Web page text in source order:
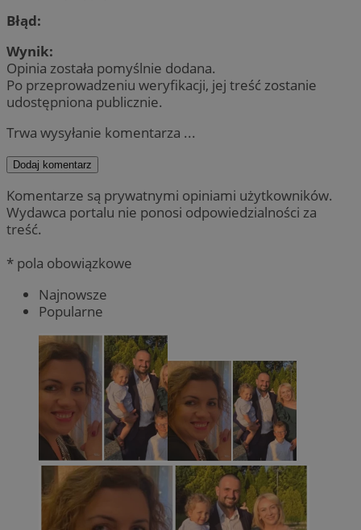
Błąd:
Wynik:
Opinia została pomyślnie dodana.
Po przeprowadzeniu weryfikacji, jej treść zostanie
udostępniona publicznie.
Trwa wysyłanie komentarza ...
Dodaj komentarz
Komentarze są prywatnymi opiniami użytkowników.
Wydawca portalu nie ponosi odpowiedzialności za
treść.
* pola obowiązkowe
Najnowsze
Popularne